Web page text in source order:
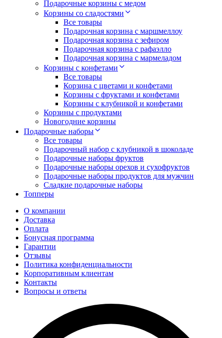
Подарочные корзины с медом
Корзины со сладостями
Все товары
Подарочная корзина с маршмеллоу
Подарочная корзина с зефиром
Подарочная корзина с рафаэлло
Подарочная корзина с мармеладом
Корзины с конфетами
Все товары
Корзина с цветами и конфетами
Корзины с фруктами и конфетами
Корзины с клубникой и конфетами
Корзины с продуктами
Новогодние корзины
Подарочные наборы
Все товары
Подарочный набор с клубникой в шоколаде
Подарочные наборы фруктов
Подарочные наборы орехов и сухофруктов
Подарочные наборы продуктов для мужчин
Сладкие подарочные наборы
Топперы
О компании
Доставка
Оплата
Бонусная программа
Гарантии
Отзывы
Политика конфиденциальности
Корпоративным клиентам
Контакты
Вопросы и ответы